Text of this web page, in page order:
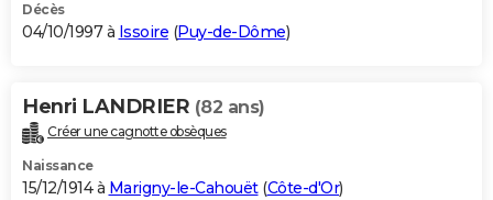
Décès
04/10/1997 à Issoire (Puy-de-Dôme)
Henri LANDRIER (82 ans)
Créer une cagnotte obsèques
Naissance
15/12/1914 à Marigny-le-Cahouët(Côte-d'Or)